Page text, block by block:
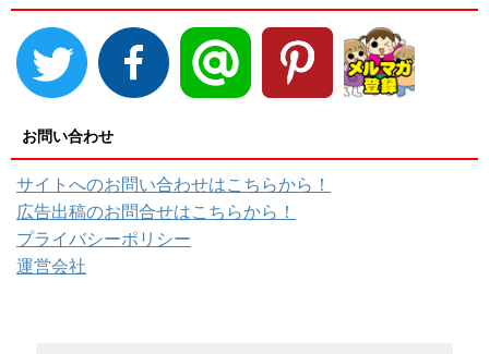
お問い合わせ
サイトへのお問い合わせはこちらから！
広告出稿のお問合せはこちらから！
プライバシーポリシー
運営会社